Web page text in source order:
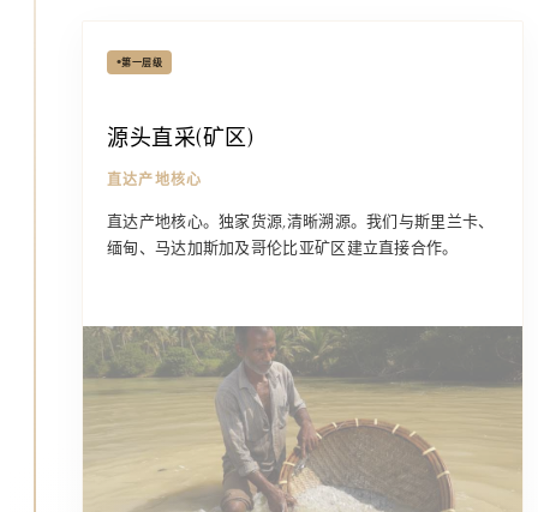
•第一层级
源头直采(矿区)
直达产地核心
直达产地核心。独家货源,清晰溯源。我们与斯里兰卡、
缅甸、马达加斯加及哥伦比亚矿区建立直接合作。